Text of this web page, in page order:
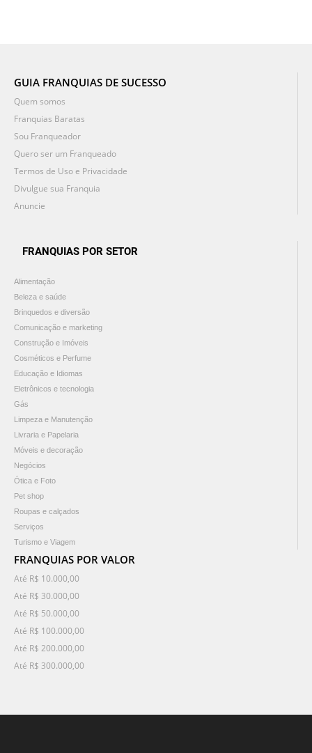
GUIA FRANQUIAS DE SUCESSO
Quem somos
Franquias Baratas
Sou Franqueador
Quero ser um Franqueado
Termos de Uso e Privacidade
Divulgue sua Franquia
Anuncie
FRANQUIAS POR SETOR
Alimentação
Beleza e saúde
Brinquedos e diversão
Comunicação e marketing
Construção e Imóveis
Cosméticos e Perfume
Educação e Idiomas
Eletrônicos e tecnologia
Gás
Limpeza e Manutenção
Livraria e Papelaria
Móveis e decoração
Negócios
Ótica e Foto
Pet shop
Roupas e calçados
Serviços
Turismo e Viagem
FRANQUIAS POR VALOR
Até R$ 10.000,00
Até R$ 30.000,00
Até R$ 50.000,00
Até R$ 100.000,00
Até R$ 200.000,00
Até R$ 300.000,00